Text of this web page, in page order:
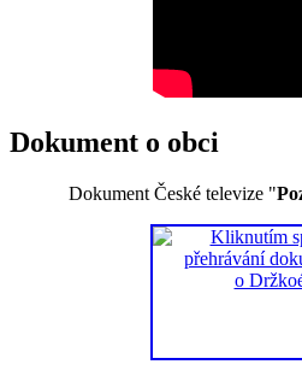
Dokument o obci
Dokument České televize "